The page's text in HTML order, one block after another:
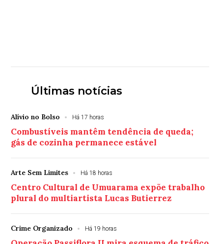
Últimas notícias
Alívio no Bolso Há 17 horas
Combustíveis mantêm tendência de queda;
gás de cozinha permanece estável
Arte Sem Limites Há 18 horas
Centro Cultural de Umuarama expõe trabalho
plural do multiartista Lucas Butierrez
Crime Organizado Há 19 horas